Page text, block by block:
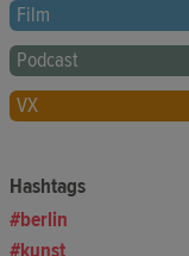
Film
Podcast
VX
Hashtags
berlin
kunst